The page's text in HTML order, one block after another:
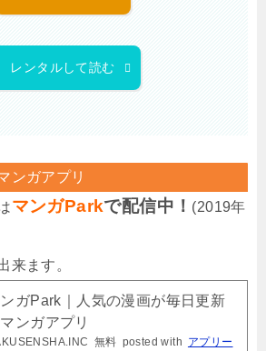
レンタルして読む
ンガアプリ
マンガParkで配信中！ (2019年
来ます。
ガPark｜人気の漫画が毎日更新
ンガアプリ
無料 posted with アプリー